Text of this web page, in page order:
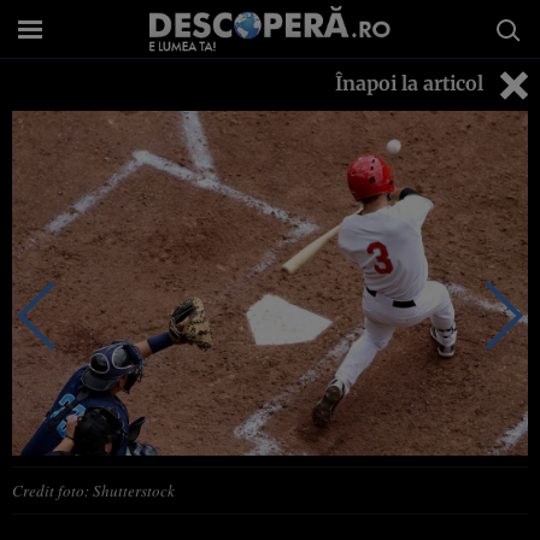
Înapoi la articol
Credit foto: Shutterstock